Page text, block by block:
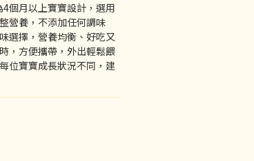
個月以上寶寶設計，選用
營養，不添加任何調味
選擇，營養均衡、好吃又
，方便攜帶，外出輕鬆餵
位寶寶成長狀況不同，建